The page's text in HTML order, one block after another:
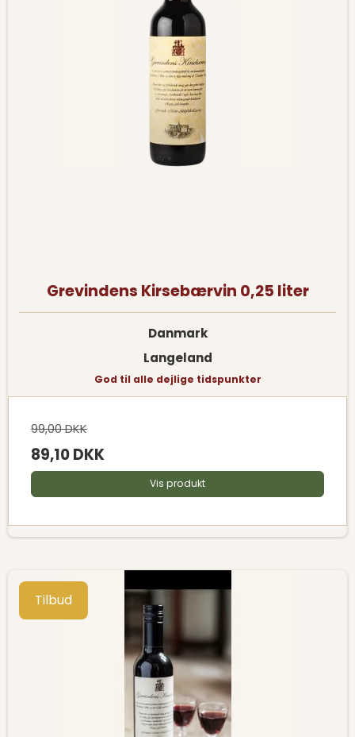
Grevindens Kirsebærvin 0,25 liter
Danmark
Langeland
God til alle dejlige tidspunkter
99,00 DKK
89,10 DKK
Vis produkt
Tilbud